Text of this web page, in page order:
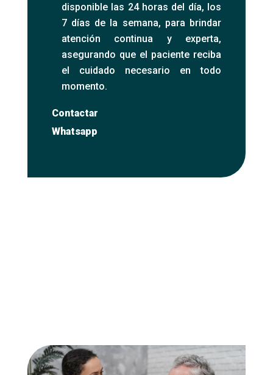
disponible las 24 horas del día, los
7 días de la semana, para brindar
atención continua y experta,
asegurando que el paciente reciba
el cuidado necesario en todo
momento.
Contactar
Whatsapp